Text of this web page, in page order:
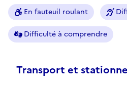
En fauteuil roulant
Difficulté à comprendre
Transport et